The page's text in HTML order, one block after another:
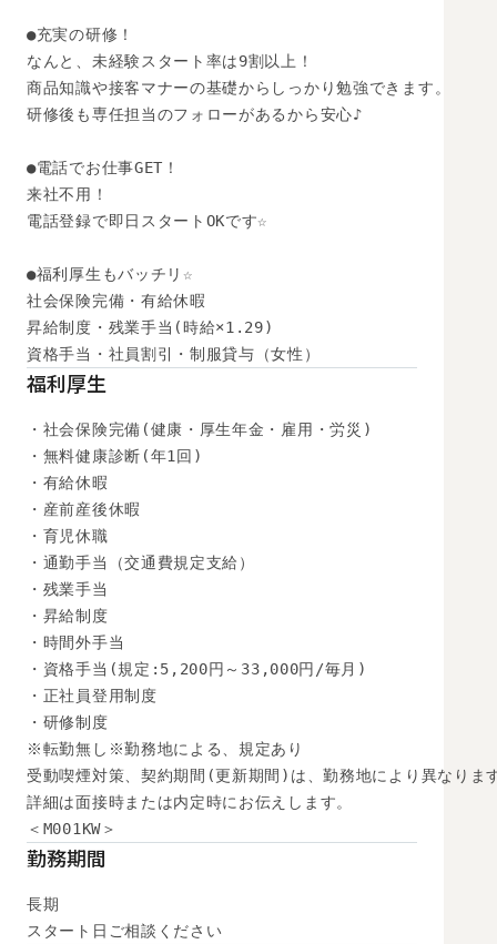
●充実の研修！
なんと、未経験スタート率は9割以上！
商品知識や接客マナーの基礎からしっかり勉強できます。
研修後も専任担当のフォローがあるから安心♪
●電話でお仕事GET！
来社不用！
電話登録で即日スタートOKです☆
●福利厚生もバッチリ☆
社会保険完備・有給休暇
昇給制度・残業手当(時給×1.29)
資格手当・社員割引・制服貸与（女性）
福利厚生
・社会保険完備(健康・厚生年金・雇用・労災)
・無料健康診断(年1回)
・有給休暇
・産前産後休暇
・育児休職
・通勤手当（交通費規定支給）
・残業手当
・昇給制度
・時間外手当
・資格手当(規定:5,200円～33,000円/毎月)
・正社員登用制度
・研修制度
※転勤無し※勤務地による、規定あり
受動喫煙対策、契約期間(更新期間)は、勤務地により異なりま
詳細は面接時または内定時にお伝えします。
＜M001KW＞
勤務期間
長期
スタート日ご相談ください